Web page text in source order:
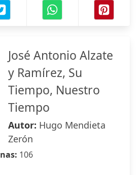
José Antonio Alzate
y Ramírez, Su
Tiempo, Nuestro
Tiempo
Autor: Hugo Mendieta
Zerón
106